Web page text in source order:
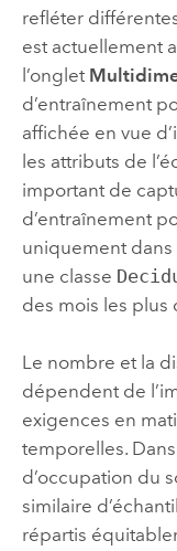
refléter
est actuellement
l’onglet
d’entraînement
affichée en vue
les attributs de
important de
d’entraînement
uniquement dans
une classe
des mois les plus
Le nombre et la
dépendent de
exigences en
temporelles.
d’occupation du
similaire
répartis